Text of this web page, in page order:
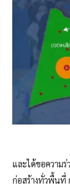
และได้ขอความ
ก่อสร้างทั่วพื้นที่